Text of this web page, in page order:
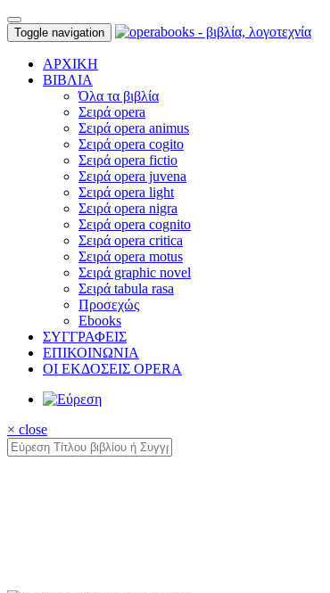
Toggle navigation
ΑΡΧΙΚΗ
ΒΙΒΛΙΑ
Όλα τα βιβλία
Σειρά opera
Σειρά opera animus
Σειρά opera cogito
Σειρά opera fictio
Σειρά opera juvena
Σειρά opera light
Σειρά opera nigra
Σειρά opera cognito
Σειρά opera critica
Σειρά opera motus
Σειρά graphic novel
Σειρά tabula rasa
Προσεχώς
Ebooks
ΣΥΓΓΡΑΦΕΙΣ
ΕΠΙΚΟΙΝΩΝΙΑ
ΟΙ ΕΚΔΟΣΕΙΣ OPERA
× close